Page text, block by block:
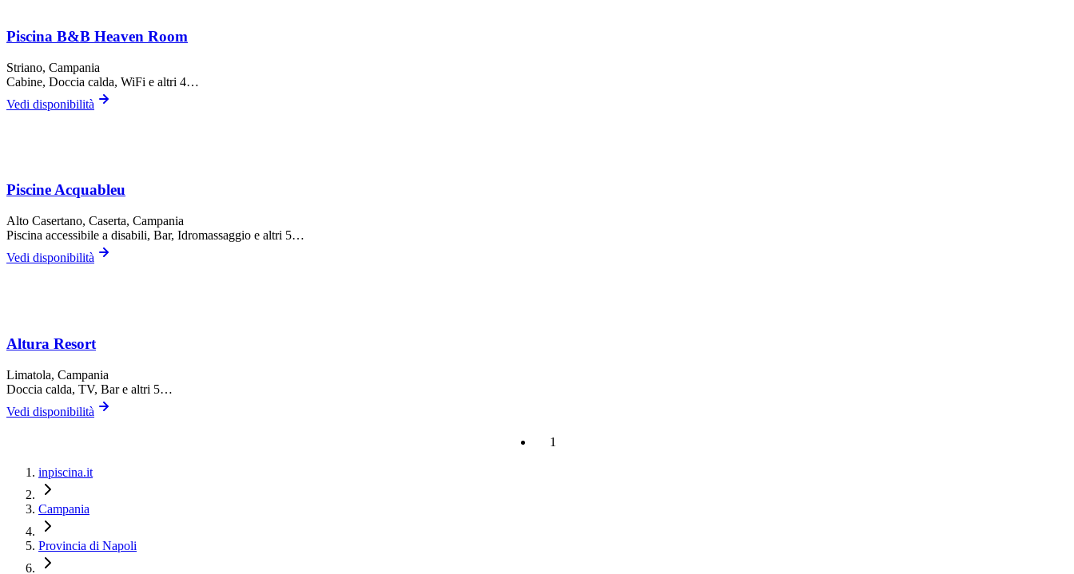
Piscina B&B Heaven Room
Striano, Campania
Cabine, Doccia calda, WiFi e altri 4…
Vedi disponibilità
Piscine Acquableu
Alto Casertano, Caserta, Campania
Piscina accessibile a disabili, Bar, Idromassaggio e altri 5…
Vedi disponibilità
Altura Resort
Limatola, Campania
Doccia calda, TV, Bare altri 5…
Vedi disponibilità
1
inpiscina.it
Campania
Provincia di Napoli